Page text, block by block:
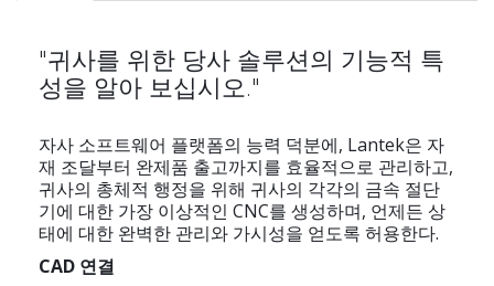
"귀사를 위한 당사 솔루션의 기능적 특
성을 알아 보십시오."
자사 소프트웨어 플랫폼의 능력 덕분에, Lantek은 자
재 조달부터 완제품 출고까지를 효율적으로 관리하고,
귀사의 총체적 행정을 위해 귀사의 각각의 금속 절단
기에 대한 가장 이상적인 CNC를 생성하며, 언제든 상
태에 대한 완벽한 관리와 가시성을 얻도록 허용한다.
CAD 연결